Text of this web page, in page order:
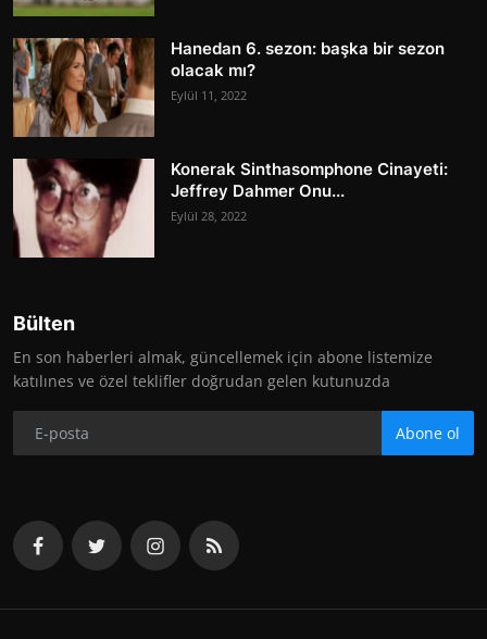
Hanedan 6. sezon: başka bir sezon
olacak mı?
Eylül 11, 2022
Konerak Sinthasomphone Cinayeti:
Jeffrey Dahmer Onu...
Eylül 28, 2022
Bülten
En son haberleri almak, güncellemek için abone listemize
katılınes ve özel teklifler doğrudan gelen kutunuzda
Abone ol